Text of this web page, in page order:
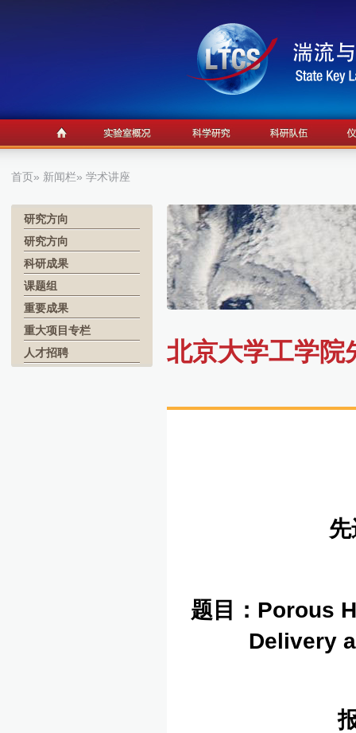
首页» 新闻栏» 学术讲座
研究方向
研究方向
科研成果
课题组
重要成果
重大项目专栏
人才招聘
北京大学工学院
题目： Porous
Delivery